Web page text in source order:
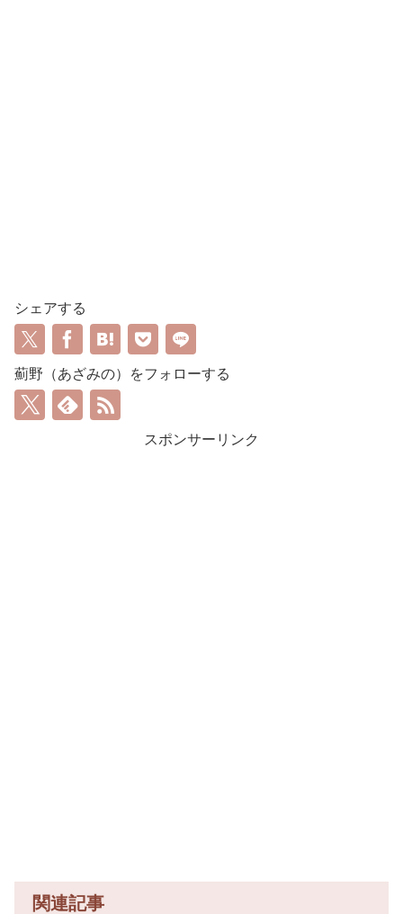
シェアする
薊野（あざみの）をフォローする
スポンサーリンク
関連記事